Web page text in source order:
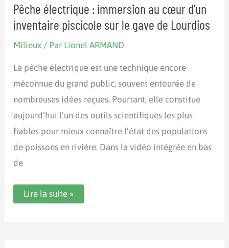
Pêche électrique : immersion au cœur d’un
inventaire piscicole sur le gave de Lourdios
Milieux / Par Lionel ARMAND
La pêche électrique est une technique encore
méconnue du grand public, souvent entourée de
nombreuses idées reçues. Pourtant, elle constitue
aujourd’hui l’un des outils scientifiques les plus
fiables pour mieux connaître l’état des populations
de poissons en rivière. Dans la vidéo intégrée en bas
de
Pêche
électrique
Lire la suite »